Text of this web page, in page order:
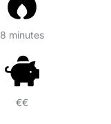
8 minutes
€€